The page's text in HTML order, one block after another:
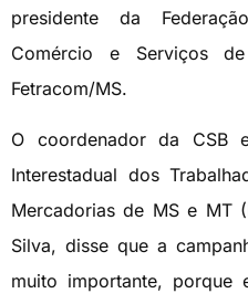
presidente da
Comércio e Serviços
Fetracom/MS.
O coordenador da CSB
Interestadual dos
Mercadorias de MS e MT
Silva, disse que a
muito importante, porque